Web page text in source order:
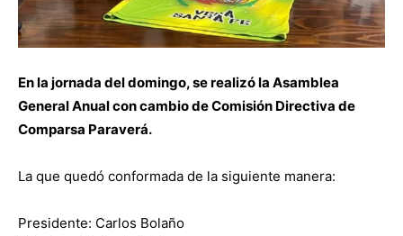
En la jornada del domingo, se realizó la Asamblea
General Anual con cambio de Comisión Directiva de
Comparsa Paraverá.
La que quedó conformada de la siguiente manera:
Presidente: Carlos Bolaño